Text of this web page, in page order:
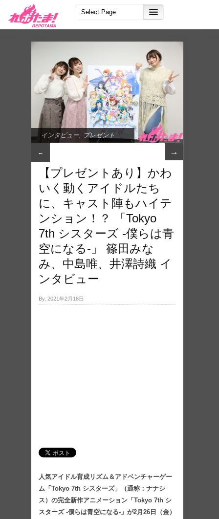
インタビュー プレゼント
← →
【プレゼントあり】かわ
いく動くアイドルたち
に、キャスト陣もハイテ
ンション！？ 「Tokyo
7th シスターズ -僕らは青
空になる-」 篠田みな
み、中島唯、井澤詩織 イ
ンタビュー
By, 2021年2月18日
人気アイドル育成リズム＆アドベンチャーゲー
ム「Tokyo 7th シスターズ」（通称：ナナシ
ス）の完全新作アニメーション「Tokyo 7th シ
スターズ -僕らは青空になる-」が2月26日（金）